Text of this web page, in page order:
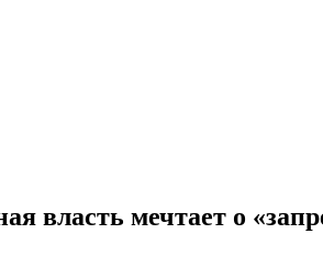
власть мечтает о